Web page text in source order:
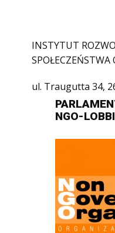
INSTYTUT
SPOŁECZEŃSTWA
ul. Traugutta 34,
NGO-